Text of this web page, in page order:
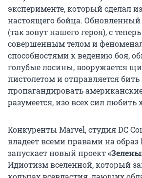
эксперименте, который сделал
настоящего бойца.
(так зовут нашего героя), с
совершенным телом и
способностями к ведению боя,
голубые лосины, вооружается
пистолетом и отправляется бить
пропагандировать
разумеется, изо всех сил
Конкуренты Marvel, студия DC
владеет всеми правами на образ
запускает новый проект
Идиотизм вселенной, который